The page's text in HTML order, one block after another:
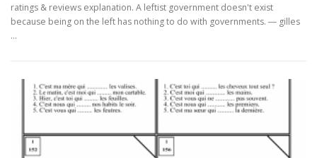
ratings & reviews explanation. A leftist government doesn't exist
because being on the left has nothing to do with governments. ― gilles
…